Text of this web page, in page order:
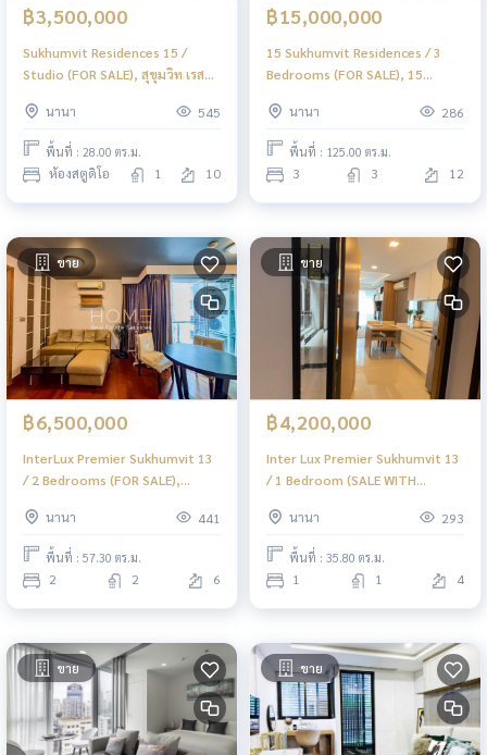
฿3,500,000
Sukhumvit Residences 15 /
Studio (FOR SALE), สุขุมวิท เรสซิ
นานา
545
พื้นที่ : 28.00 ตร.ม.
ห้องสตูดิโอ 1 10
฿15,000,000
15 Sukhumvit Residences / 3
Bedrooms (FOR SALE), 15
(ขาย) F438
นานา 286
พื้นที่ : 125.00 ตร.ม.
3 3 12
ขาย
฿6,500,000
InterLux Premier Sukhumvit 13
/ 2 Bedrooms (FOR SALE),
2 ห้องนอน (ขาย) F294
นานา 441
พื้นที่ : 57.30 ตร.ม.
2 2 6
ขาย
฿4,200,000
Inter Lux Premier Sukhumvit 13
/ 1 Bedroom (SALE WITH
สุขุมวิท 13 / 1 ห้องนอน (ขายพร้อม
ผู้เช่า) F408
นานา 293
พื้นที่ : 35.80 ตร.ม.
1 1 4
ขาย ขาย